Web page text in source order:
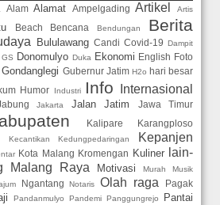
Alam Alamat Ampelgading Artikel Artis
Beach Bencana Bendungan Berita
Bululawang Candi Covid-19 Dampit
Donomulyo Duka Ekonomi English Foto
Gondanglegi Gubernur Jatim H2o hari besar
Humor Industri Info Internasional
Jakarta Jalan Jatim
Jawa Timur
Kalipare
Karangploso
Kecantikan Kedungpedaringan
Kepanjen
Kota Malang Kromengan Kuliner
lain-
Malang Raya Motivasi Murah Musik
Ngantang Notaris Olah raga Pagak
Pandanmulyo Pandemi Panggungrejo Pantai